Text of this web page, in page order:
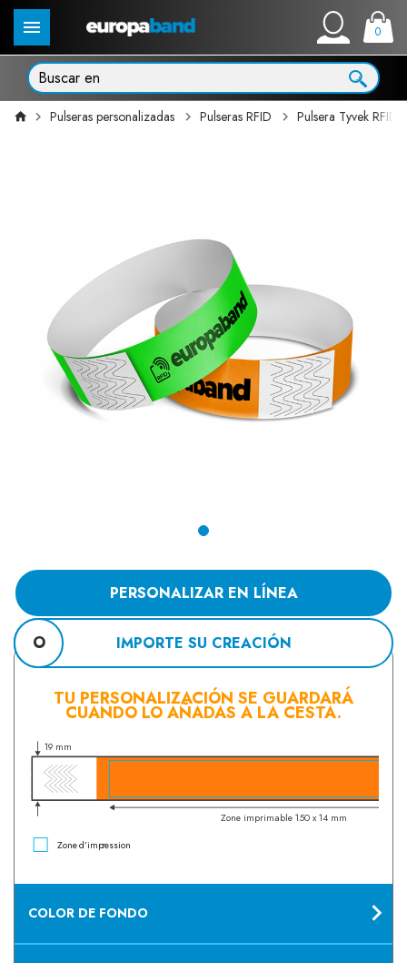
0
Pulseras personalizadas Pulseras RFID Pulsera Tyvek RFID
PERSONALIZAR EN LÍNEA
O IMPORTE SU CREACIÓN
TU PERSONALIZACIÓN SE GUARDARÁ
CUANDO LO AÑADAS A LA CESTA.
Zone imprimable 150 x 14 mm
19 mm
Zoned’impression
COLOR DE FONDO